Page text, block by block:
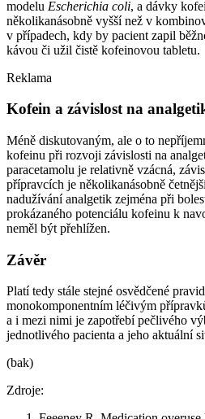
modelu Escherichia coli, a dávky
několikanásobně vyšší než v
v případech, kdy by pacient zapil
kávou či užil čistě kofeinovou tabletu.
Reklama
Kofein a závislost na
Méně diskutovaným, ale o to
kofeinu při rozvoji závislosti na
paracetamolu je relativně vzácná,
přípravcích je několikanásobně
nadužívání analgetik zejména při
prokázaného potenciálu kofeinu k
neměl být přehlížen.
Závěr
Platí tedy stále stejné osvědčené
monokomponentním léčivým
a i mezi nimi je zapotřebí pečlivého
jednotlivého pacienta a jeho aktuální
(bak)
Zdroje: